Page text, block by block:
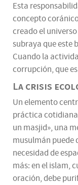
Esta
concepto
creado el
subraya que este
Cuando la
corrupción, que
La crisis
Un elemento
práctica cotidiana
un masjid», una
musulmán puede
necesidad de
más: en el islam,
oración, debe